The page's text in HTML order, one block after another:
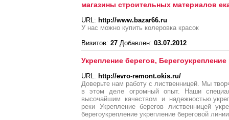
магазины строительных материалов
URL: http://www.bazar66.ru
У нас можно купить колеровка красок
Визитов: 27 Добавлен: 03.07.2012
Укрепление берегов,
URL: http://evro-remont.okis.ru/
Доверьте нам работу с лиственницей. Мы
в этом деле огромный опыт. Наши
высочайшим качеством и
реки Укрепление берегов лиственницей
берегоукрепление укрепление береговой